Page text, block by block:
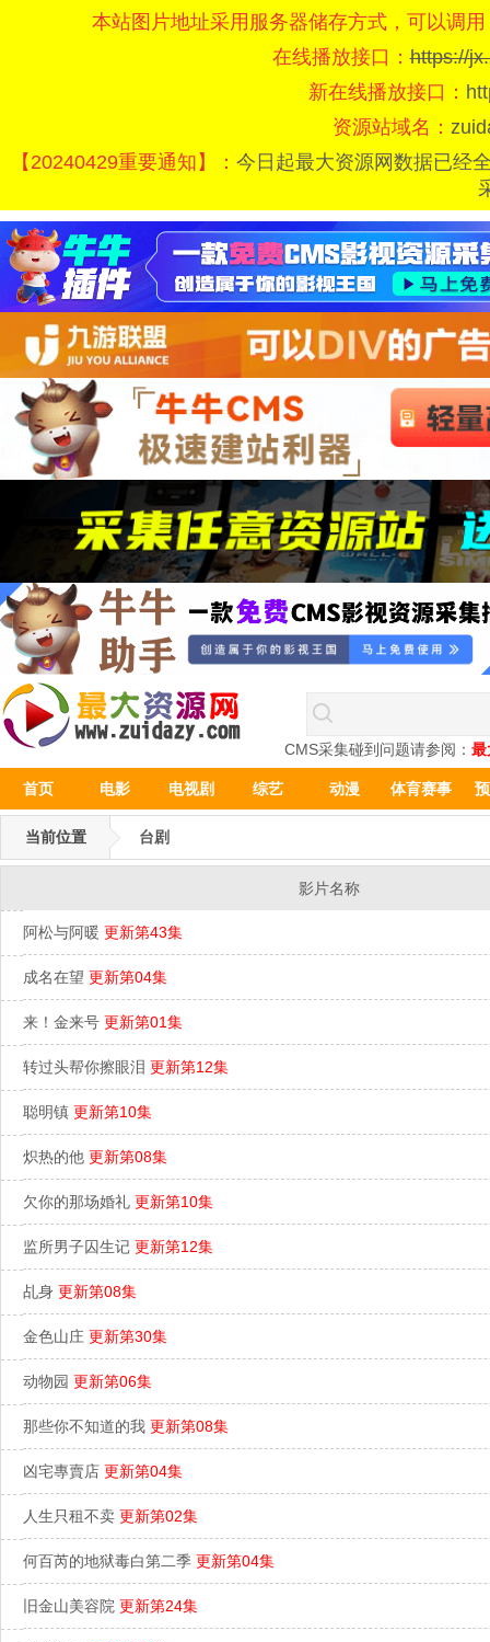
本站图片地址采用服务器储存方式，可以调
在线播放接口：https://
新在线播放接口：
资源站域名：
【20240429重要通知】： 今日起最大资源网数据已经
CMS采集碰到问题请参阅： 最
首页 电影 电视剧 综艺 动漫 体育赛事
当前位置 台剧
影片名称
阿松与阿暖 更新第43集
成名在望 更新第04集
来！金来号 更新第01集
转过头帮你擦眼泪 更新第12集
聪明镇 更新第10集
炽热的他 更新第08集
欠你的那场婚礼 更新第10集
监所男子囚生记 更新第12集
乩身 更新第08集
金色山庄 更新第30集
动物园 更新第06集
那些你不知道的我 更新第08集
凶宅專賣店 更新第04集
人生只租不卖 更新第02集
何百芮的地狱毒白第二季 更新第04集
旧金山美容院 更新第24集